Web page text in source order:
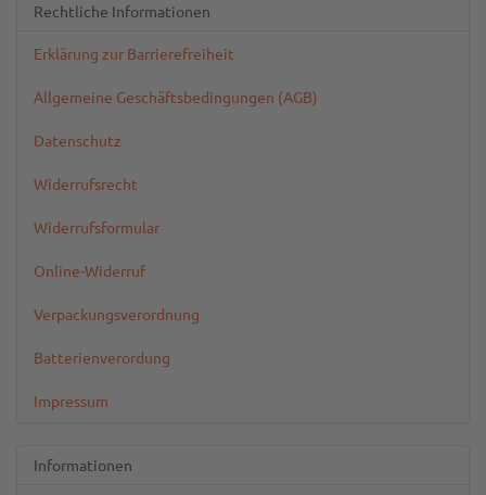
Rechtliche Informationen
Erklärung zur Barrierefreiheit
Allgemeine Geschäftsbedingungen (AGB)
Datenschutz
Widerrufsrecht
Widerrufsformular
Online-Widerruf
Verpackungsverordnung
Batterienverordung
Impressum
Informationen